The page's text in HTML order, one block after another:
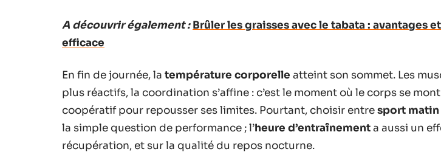
A découvrir également : Brûler les graisses avec le tabata : avantages
efficace
En fin de journée, la température corporelle atteint son sommet. Les
plus réactifs, la coordination s’affine : c’est le moment où le corps se
coopératif pour repousser ses limites. Pourtant, choisir entresport
la simple question de performance ; l’heure d’entraînementa aussi un
récupération, et sur la qualité du repos nocturne.